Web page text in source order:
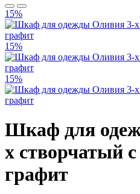
15%
15%
15%
Шкаф для
х створчатый
графит